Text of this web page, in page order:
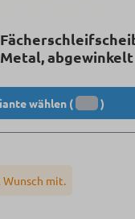
abgewinkelt
wählen ( )
mit.